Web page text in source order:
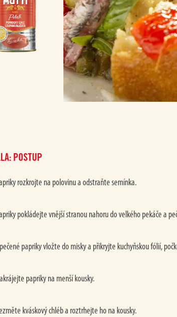
POSTUP
rozkrojte na polovinu a odstraňte semínka.
pokládejte vnější stranou nahoru do velkého pekáče a
papriky vložte do misky a přikryjte kuchyňskou fólií,
papriky na menší kousky.
kváskový chléb a roztrhejte ho na kousky.